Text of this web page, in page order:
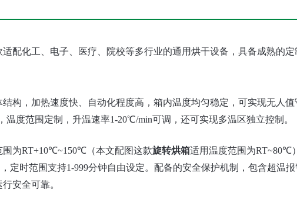
适配化工、电子、医疗、院校等多行业的通用烘干设备，具备成熟的
构，加热速度快、自动化程度高，箱内温度均匀稳定，可实现无人值
温度范围定制，升温速率1-20℃/min可调，还可实现多温区独立控制。
围为RT+10℃~150℃（本文配图这款旋转烘箱适用温度范围为RT~80℃
时范围支持1-999分钟自由设定。 配备的安全保护机制，包含超温报
安全可靠。